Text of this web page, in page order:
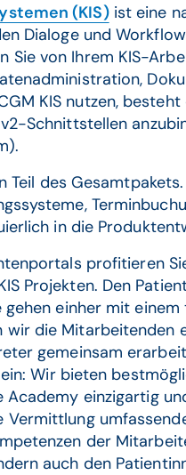
(KIS)ist eine
Dialoge und
Sie von Ihrem KIS-
KIS nutzen,
Schnittstellen
Teil des
in die
profitieren
Projekten. Den
einher mit
wir die Mitarbeitenden
gemeinsam
Wir bieten
Academy einzigartig
Vermittlung
der
auch den